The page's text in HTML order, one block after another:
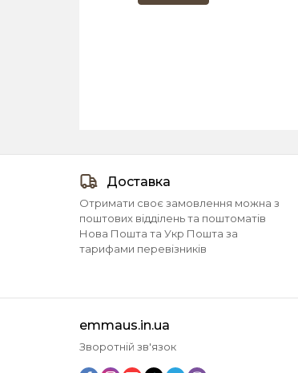
Доставка
Отримати своє замовлення можна з
поштових відділень та поштоматів
Нова Пошта та Укр Пошта за
тарифами перевізників
emmaus.in.ua
Зворотній зв'язок